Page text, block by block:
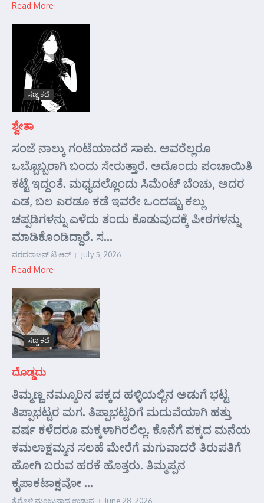
Read More
ಸಣ್ಣ ಕಥೆ
ಶ್ವೇತಾ
ಸಂಜೆ ನಾಲ್ಕು ಗಂಟೆಯಾದರೆ ಸಾಕು. ಅವರೆಲ್ಲರೂ
ಒಬ್ಬೊಬ್ಬರಾಗಿ ಬಂದು ಸೇರುತ್ತಾರೆ. ಅದೊಂದು ಪಂಚಾಯಿತಿ
ಕಟ್ಟೆ ಇದ್ದಂತೆ. ಮಧ್ಯದಲ್ಲೊಂದು ಸಿಮೆಂಟ್ ಬೆಂಚು, ಅದರ
ಎಡ, ಬಲ ಎರಡೂ ಕಡೆ ಇವರೇ ಒಂದಷ್ಟು ಕಲ್ಲು
ಚಪ್ಪಡಿಗಳನ್ನು ಎಳೆದು ತಂದು ಕೊಡುವುದಕ್ಕೆ ಪೀಠಗಳನ್ನು
ಮಾಡಿಕೊಂಡಿದ್ದಾರೆ. ಸ...
ವರದರಾಜನ್ ಟಿ ಆರ್ July 5, 2026
Read More
ಸಣ್ಣ ಕಥೆ
ದೊಡ್ಡದು
ತಿಮ್ಮಣ್ಣ ನಮ್ಮೂರಿನ ಪಕ್ಕದ ಹಳ್ಳಿಯಲ್ಲಿನ ಅಡುಗೆ ಭಟ್ಟ
ತಿಪ್ಪಾಭಟ್ಟರ ಮಗ. ತಿಪ್ಪಾಭಟ್ಟರಿಗೆ ಮದುವೆಯಾಗಿ ಹತ್ತು
ವರ್ಷ ಕಳೆದರೂ ಮಕ್ಕಳಾಗಿರಲಿಲ್ಲ. ಕೊನೆಗೆ ಪಕ್ಕದ ಮನೆಯ
ಕಮಲಾಕ್ಷಮ್ಮನ ಸಲಹೆ ಮೇರೆಗೆ ಮಗುವಾದರೆ ತಿರುಪತಿಗೆ
ಹೋಗಿ ಬರುವ ಹರಕೆ ಹೊತ್ತರು. ತಿಮ್ಮಪ್ಪನ
ಕೃಪಾಕಟಾಕ್ಷವೋ ...
ತೈರೊಳ್ಳಿ ಮಂಜುನಾಥ ಉಡುಪ June 28, 2026